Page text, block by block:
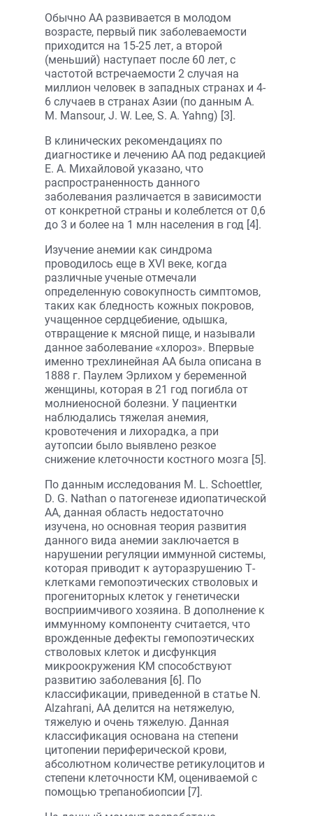
Обычно АА развивается в молодом
возрасте, первый пик заболеваемости
приходится на 15-25 лет, а второй
(меньший) наступает после 60 лет, с
частотой встречаемости 2 случая на
миллион человек в западных странах и 4-
6 случаев в странах Азии (по данным A.
M. Mansour, J. W. Lee, S. A. Yahng) [3].
В клинических рекомендациях по
диагностике и лечению АА под редакцией
Е. А. Михайловой указано, что
распространенность данного
заболевания различается в зависимости
от конкретной страны и колеблется от 0,6
до 3 и более на 1 млн населения в год [4].
Изучение анемии как синдрома
проводилось еще в XVI веке, когда
различные ученые отмечали
определенную совокупность симптомов,
таких как бледность кожных покровов,
учащенное сердцебиение, одышка,
отвращение к мясной пище, и называли
данное заболевание «хлороз». Впервые
именно трехлинейная АА была описана в
1888 г. Паулем Эрлихом у беременной
женщины, которая в 21 год погибла от
молниеносной болезни. У пациентки
наблюдались тяжелая анемия,
кровотечения и лихорадка, а при
аутопсии было выявлено резкое
снижение клеточности костного мозга [5].
По данным исследования M. L. Schoettler,
D. G. Nathan о патогенезе идиопатической
АА, данная область недостаточно
изучена, но основная теория развития
данного вида анемии заключается в
нарушении регуляции иммунной системы,
которая приводит к ауторазрушению Т-
клетками гемопоэтических стволовых и
прогениторных клеток у генетически
восприимчивого хозяина. В дополнение к
иммунному компоненту считается, что
врожденные дефекты гемопоэтических
стволовых клеток и дисфункция
микроокружения КМ способствуют
развитию заболевания [6]. По
классификации, приведенной в статье N.
Alzahrani, АА делится на нетяжелую,
тяжелую и очень тяжелую. Данная
классификация основана на степени
цитопении периферической крови,
абсолютном количестве ретикулоцитов и
степени клеточности КМ, оцениваемой с
помощью трепанобиопсии [7].